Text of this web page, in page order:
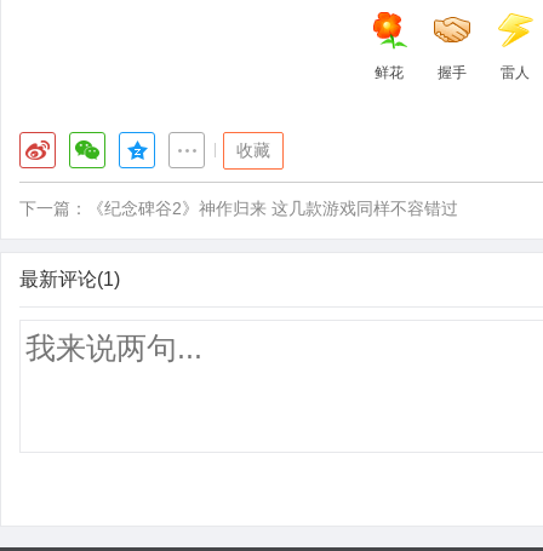
鲜花 握手 雷人
收藏
下一篇： 《纪念碑谷2》神作归来 这几款游戏同样不容错过
最新评论(1)